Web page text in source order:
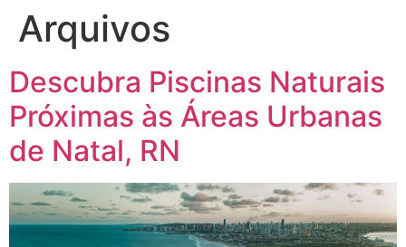
Arquivos
Descubra Piscinas Naturais
Próximas às Áreas Urbanas
de Natal, RN